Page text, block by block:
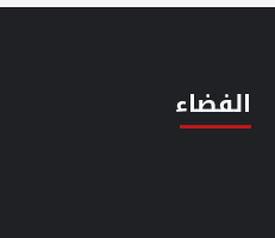
الفضاء